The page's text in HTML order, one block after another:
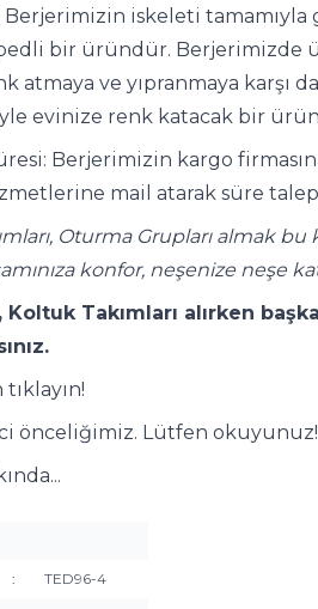
iskeleti
pedli bir üründür. Berjerimizde
atmaya ve yıpranmaya karşı
evinize renk katacak bir
Berjerimizin kargo
mail atarak süre
Oturma Grupları almak
konfor, neşenize neşe
Koltuk Takımları alırken
önceliğimiz. Lütfen okuyunuz!
: TED96-4